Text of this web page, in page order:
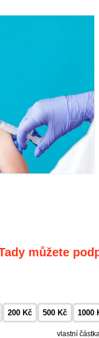
můžete
200 Kč 500 Kč 1000
vlastní